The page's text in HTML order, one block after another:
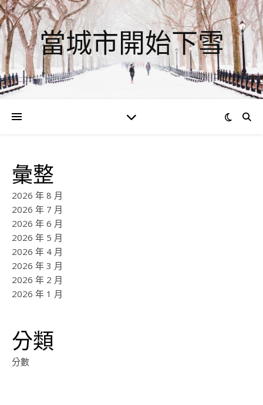
當城市開始下雪
彙整
2026 年 8 月
2026 年 7 月
2026 年 6 月
2026 年 5 月
2026 年 4 月
2026 年 3 月
2026 年 2 月
2026 年 1 月
分類
分數